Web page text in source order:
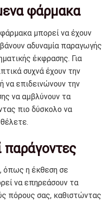
φάρμακα
μπορεί να έχουν
αδυναμία παραγωγής
έκφρασης. Για
συχνά έχουν την
να επιδεινώνουν την
να αμβλύνουν τα
πιο δύσκολο να
παράγοντες
όπως η έκθεση σε
να επηρεάσουν τα
πόρους σας, καθιστώντας